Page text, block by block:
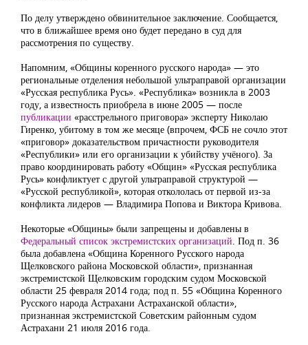
По делу утверждено обвинительное заключение. Сообщается,
что в ближайшее время оно будет передано в суд для
рассмотрения по существу.
Напомним, «Общины коренного русского народа» — это
региональные отделения небольшой ультраправой организации
«Русская республика Русь». «Республика» возникла в 2003
году, а известность приобрела в июне 2005 — после
публикации «расстрельного приговора» эксперту Николаю
Гиренко, убитому в том же месяце (впрочем, ФСБ не сочло этот
«приговор» доказательством причастности руководителя
«Республики» или его организации к убийству учёного). За
право координировать работу «Общин» «Русская республика
Русь» конфликтует с другой ультраправой структурой —
«Русской республикой», которая откололась от первой из-за
конфликта лидеров — Владимира Попова и Виктора Кривова.
Некоторые «Общины» были запрещены и добавлены в
Федеральный список экстремистских организаций. Под п. 36
была добавлена «Община Коренного Русского народа
Щелковского района Московской области», признанная
экстремистской Щелковским городским судом Московской
области 25 февраля 2014 года; под п. 55 «Община Коренного
Русского народа Астрахани Астраханской области»,
признанная экстремистской Советским районным судом
Астрахани 21 июля 2016 года.